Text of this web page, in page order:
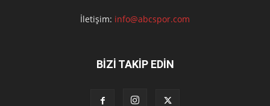
İletişim: info@abcspor.com
BİZİ TAKİP EDİN